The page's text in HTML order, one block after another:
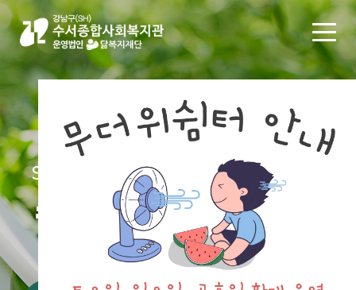
SUSEO SOCIAL WELFARE CENTER
수서종합사회복지관